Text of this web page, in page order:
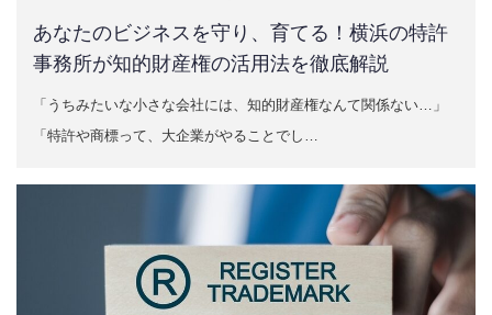
あなたのビジネスを守り、育てる！横浜の特許
事務所が知的財産権の活用法を徹底解説
「うちみたいな小さな会社には、知的財産権なんて関係ない…」
「特許や商標って、大企業がやることでし…